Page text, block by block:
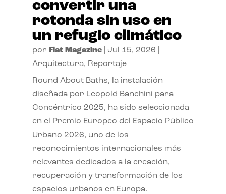
convertir una
rotonda sin uso en
un refugio climático
por Flat Magazine| Jul 15, 2026
Arquitectura, Reportaje
Round About Baths, la instalación
diseñada por Leopold Banchini para
Concéntrico 2025, ha sido seleccionada
en el Premio Europeo del Espacio Público
Urbano 2026, uno de los
reconocimientos internacionales más
relevantes dedicados a la creación,
recuperación y transformación de los
espacios urbanos en Europa.